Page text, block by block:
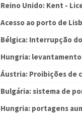
Reino Unido: Kent -
Acesso ao porto de
Bélgica: Interrupção
Hungria:
Áustria: Proibições de
Bulgária: sistema de
Hungria: portagens